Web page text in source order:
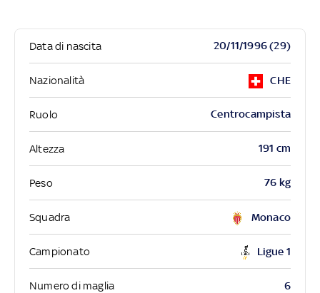
Data di nascita 20/11/1996 (29)
Nazionalità CHE
Ruolo Centrocampista
Altezza 191 cm
Peso 76 kg
Squadra Monaco
Campionato Ligue 1
Numero di maglia 6